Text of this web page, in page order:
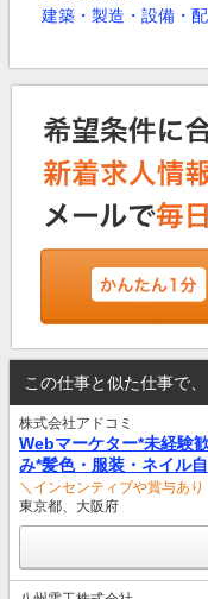
建築・製造・設備・
この仕事と似た仕事で
株式会社アドコミ
Webマーケター*未経験
み*髪色・服装・ネイル
＼インセンティブや賞与あり
東京都、大阪府